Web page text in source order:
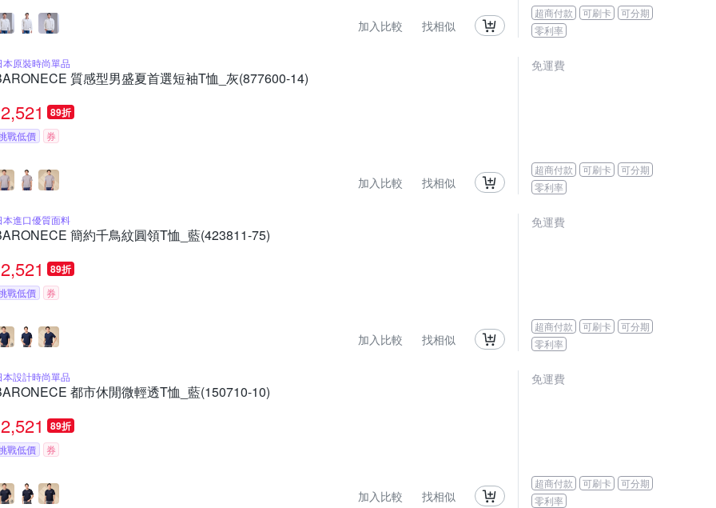
加入比較 找相似
超商付款 可刷卡
可分期
零利率
本原裝時尚單品
質感型男盛夏首選短袖T恤_灰(877600-14)
2,521 89折
戰低價 券
加入比較 找相似
免運費
超商付款 可刷卡
可分期
零利率
本進口優質面料
簡約千鳥紋圓領T恤_藍(423811-75)
2,521 89折
戰低價 券
加入比較 找相似
免運費
超商付款 可刷卡
可分期
零利率
本設計時尚單品
都市休閒微輕透T恤_藍(150710-10)
2,521 89折
戰低價 券
加入比較 找相似
免運費
超商付款 可刷卡
可分期
零利率